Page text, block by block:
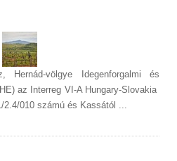
Hernád-völgye Idegenforgalmi és
az Interreg VI-A Hungary-Slovakia
2.4/010 számú és Kassától ...